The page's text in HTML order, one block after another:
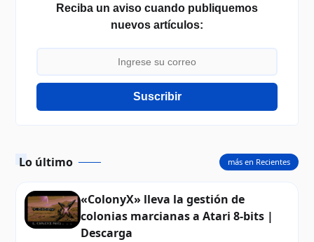
Reciba un aviso cuando publiquemos
nuevos artículos:
Suscribir
Lo último
«ColonyX» lleva la gestión de
colonias marcianas a Atari 8-bits |
Descarga
más en Recientes